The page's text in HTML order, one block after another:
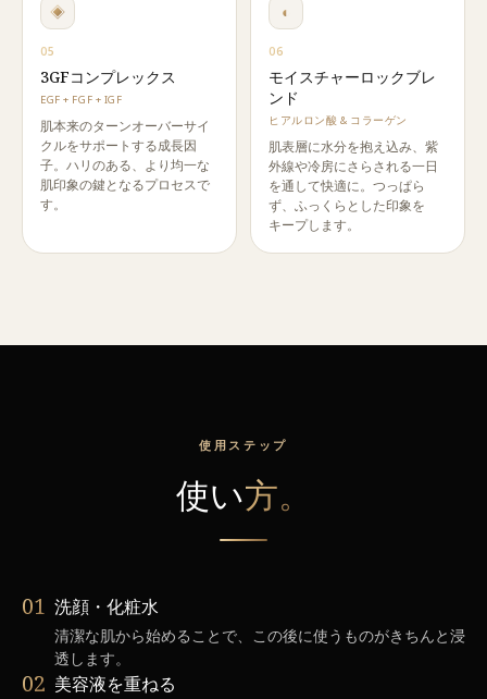
◈
05
3GFコンプレックス
EGF + FGF + IGF
肌本来のターンオーバーサイ
クルをサポートする成長因
子。ハリのある、より均一な
肌印象の鍵となるプロセスで
す。
◐
06
モイスチャーロックブレ
ンド
ヒアルロン酸 & コラーゲン
肌表層に水分を抱え込み、紫
外線や冷房にさらされる一日
を通して快適に。つっぱら
ず、ふっくらとした印象を
キープします。
使用ステップ
使い方。
01 洗顔・化粧水
清潔な肌から始めることで、この後に使うものがきちんと浸
透します。
02 美容液を重ねる